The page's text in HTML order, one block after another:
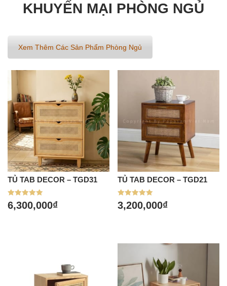
KHUYẾN MẠI PHÒNG NGỦ
Xem Thêm Các Sản Phẩm Phòng Ngủ
TỦ TAB DECOR – TGD31
Được xếp
hạng
6,300,000₫
TỦ TAB DECOR – TGD21
Được xếp
hạng
3,200,000₫